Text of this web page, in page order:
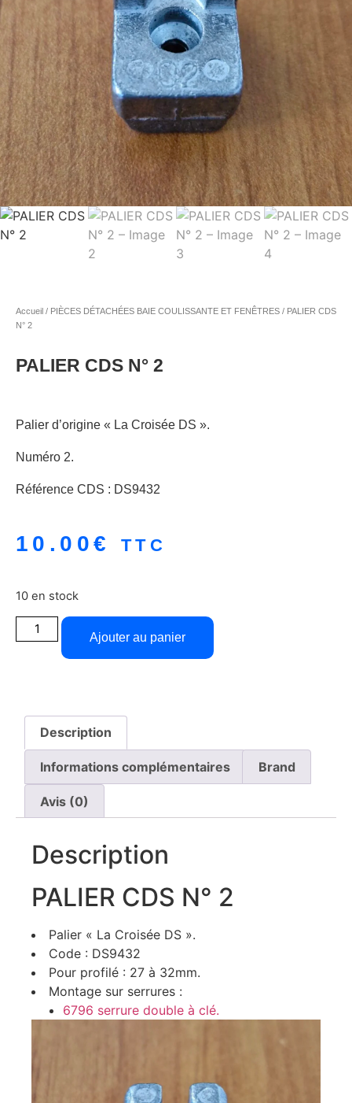
Accueil / PIÈCES DÉTACHÉES BAIE COULISSANTE ET FENÊTRES / PALIER CDS
N° 2
PALIER CDS N° 2
Palier d’origine « La Croisée DS ».
Numéro 2.
Référence CDS : DS9432
10.00€ TTC
10 en stock
Ajouter au panier
Description
Informations complémentaires Brand
Avis (0)
Description
PALIER CDS N° 2
Palier « La Croisée DS ».
Code : DS9432
Pour profilé : 27 à 32mm.
Montage sur serrures :
6796 serrure double à clé.